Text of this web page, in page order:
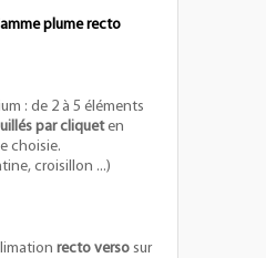
plume recto
: de 2 à 5 éléments
par cliqueten
choisie.
croisillon ...)
recto verso sur